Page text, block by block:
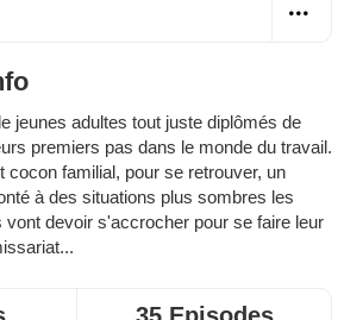
jeunes adultes tout juste diplômés de
premiers pas dans le monde du travail.
cocon familial, pour se retrouver, un
à des situations plus sombres les
vont devoir s'accrocher pour se faire leur